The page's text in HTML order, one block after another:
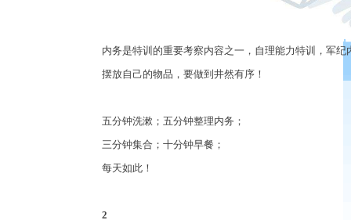
内务是特训的重要考察内容之一，自理能力特训，军
摆放自己的物品，要做到井然有序！
五分钟洗漱；五分钟整理内务；
三分钟集合；十分钟早餐；
每天如此！
2